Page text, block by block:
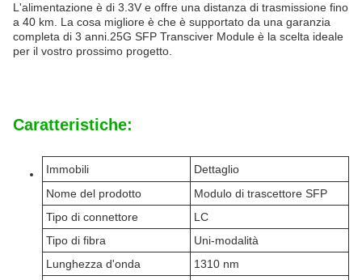
L'alimentazione è di 3.3V e offre una distanza di trasmissione fino
a 40 km. La cosa migliore è che è supportato da una garanzia
completa di 3 anni.25G SFP Transciver Module è la scelta ideale
per il vostro prossimo progetto.
Caratteristiche:
Immobili
Dettaglio
Nome del prodotto
Modulo di trascettore SFP
Tipo di connettore
LC
Tipo di fibra
Uni-modalità
Lunghezza d'onda
1310 nm